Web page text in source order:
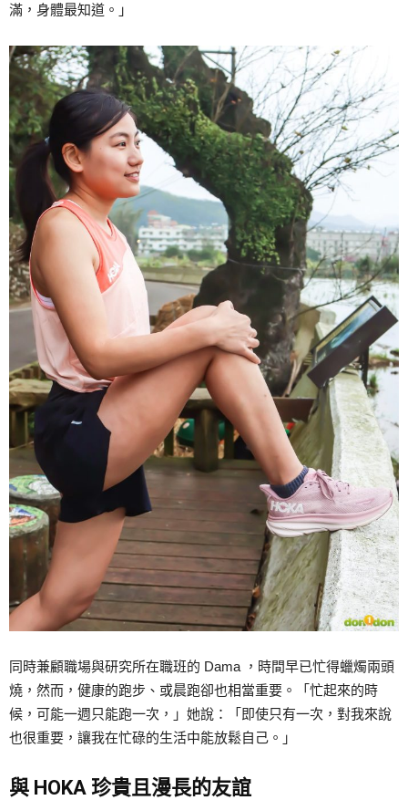
滿，身體最知道。」
同時兼顧職場與研究所在職班的 Dama ，時間早已忙得蠟燭兩頭
燒，然而，健康的跑步、或晨跑卻也相當重要。「忙起來的時
候，可能一週只能跑一次，」她說：「即使只有一次，對我來說
也很重要，讓我在忙碌的生活中能放鬆自己。」
與 HOKA 珍貴且漫長的友誼